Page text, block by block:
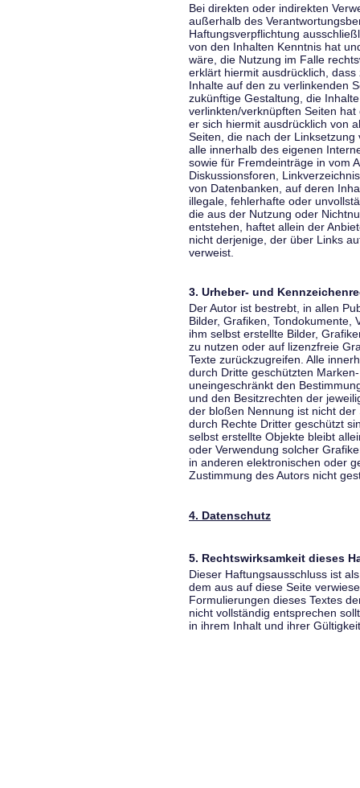
Bei direkten oder indirekten
außerhalb des
Haftungsverpflichtung
von den Inhalten Kenntnis hat
wäre, die Nutzung im Falle
erklärt hiermit ausdrücklich,
Inhalte auf den zu verlinkenden
zukünftige Gestaltung, die
verlinkten/verknüpften Seiten
er sich hiermit ausdrücklich von
Seiten, die nach der
alle innerhalb des eigenen
sowie für Fremdeinträge in vom
Diskussionsforen,
von Datenbanken, auf deren
illegale, fehlerhafte oder
die aus der Nutzung oder
entstehen, haftet allein der
nicht derjenige, der über Links
verweist.
3. Urheber- und
Der Autor ist bestrebt, in allen
Bilder, Grafiken, Tondokumente,
ihm selbst erstellte Bilder,
zu nutzen oder auf lizenzfreie
Texte zurückzugreifen. Alle
durch Dritte geschützten
uneingeschränkt den
und den Besitzrechten der
der bloßen Nennung ist nicht
durch Rechte Dritter geschützt
selbst erstellte Objekte bleibt
oder Verwendung solcher
in anderen elektronischen oder
Zustimmung des Autors nicht
4. Datenschutz
5. Rechtswirksamkeit dieses
Dieser Haftungsausschluss ist
dem aus auf diese Seite
Formulierungen dieses Textes
nicht vollständig entsprechen
in ihrem Inhalt und ihrer